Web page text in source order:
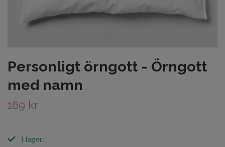
Personligt örngott - Örngott
med namn
169 kr
I lager.